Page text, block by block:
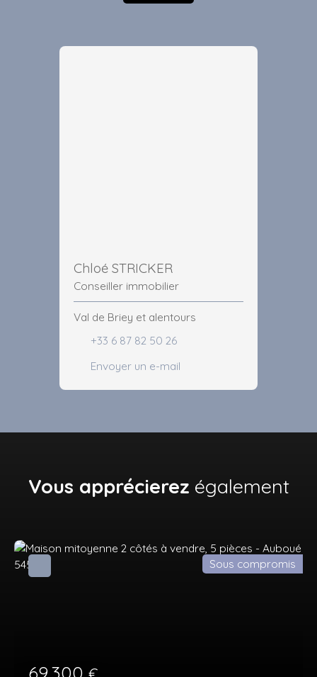
Chloé STRICKER
Conseiller immobilier
Val de Briey et alentours
+33 6 87 82 50 26
Envoyer un e-mail
Vous apprécierez également
Sous compromis